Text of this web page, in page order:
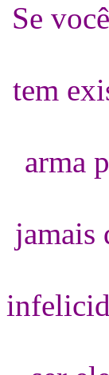
Se
tem
arma
jamais